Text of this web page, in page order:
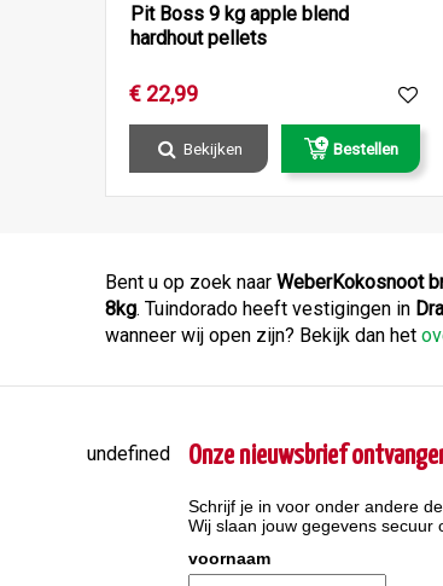
Pit Boss 9 kg apple blend
hardhout pellets
€ 22,99
Bekijken Bestellen
Bent u op zoek naar WeberKokosnoot
8kg. Tuindorado heeft vestigingen in
wanneer wij open zijn? Bekijk dan het
undefined Onze nieuwsbrief
Schrijf je in voor onder andere
Wij slaan jouw gegevens secuur
voornaam